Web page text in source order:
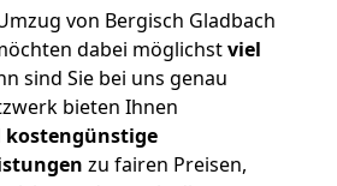
von Bergisch Gladbach
dabei möglichstviel
sind Sie bei uns genau
bieten Ihnen
kostengünstige
zu fairen Preisen,